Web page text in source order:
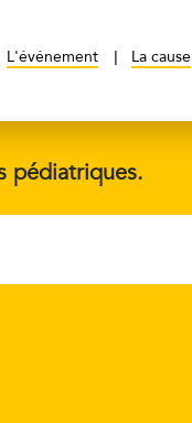
L'événement La cause
pédiatriques.